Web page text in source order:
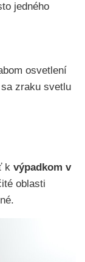
jedného
osvetlení
zraku svetlu
k výpadkom v
oblasti